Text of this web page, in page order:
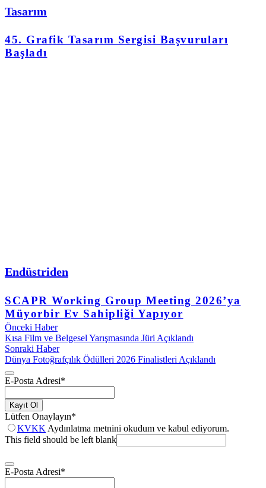
Tasarım
45. Grafik Tasarım Sergisi Başvuruları
Başladı
Endüstriden
SCAPR Working Group Meeting 2026’ya
Müyorbir Ev Sahipliği Yapıyor
Önceki Haber
Kısa Film ve Belgesel Yarışmasında Jüri Açıklandı
Sonraki Haber
Dünya Fotoğrafçılık Ödülleri 2026 Finalistleri Açıklandı
E-Posta Adresi*
Kayıt Ol
Lütfen Onaylayın*
KVKK Aydınlatma metnini okudum ve kabul ediyorum.
This field should be left blank
E-Posta Adresi*